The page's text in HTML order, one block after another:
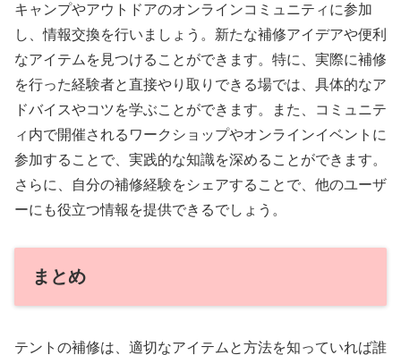
キャンプやアウトドアのオンラインコミュニティに参加
し、情報交換を行いましょう。新たな補修アイデアや便利
なアイテムを見つけることができます。特に、実際に補修
を行った経験者と直接やり取りできる場では、具体的なア
ドバイスやコツを学ぶことができます。また、コミュニテ
ィ内で開催されるワークショップやオンラインイベントに
参加することで、実践的な知識を深めることができます。
さらに、自分の補修経験をシェアすることで、他のユーザ
ーにも役立つ情報を提供できるでしょう。
まとめ
テントの補修は、適切なアイテムと方法を知っていれば誰